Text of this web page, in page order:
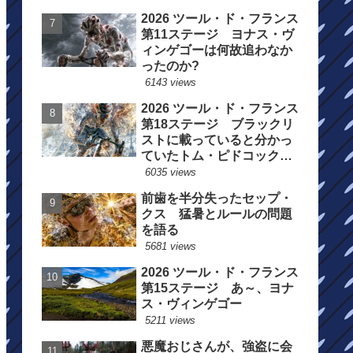
2026 ツール・ド・フランス
第11ステージ ヨナス・ヴ
ィンゲゴーは何故追わなか
ったのか?
6143 views
2026 ツール・ド・フランス
第18ステージ ブラックリ
ストに載っていると分かっ
ていたトム・ピドコックは
総合順位死守に
6035 views
前歯を半分失ったセップ・
クス 猛暑とルールの問題
を語る
5681 views
2026 ツール・ド・フランス
第15ステージ あ～、ヨナ
ス・ヴィンゲゴー
5211 views
悪魔おじさんが、強盗に会